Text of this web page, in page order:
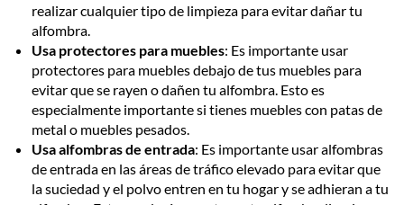
realizar cualquier tipo de limpieza para evitar dañar tu
alfombra.
Usa protectores para muebles: Es importante usar
protectores para muebles debajo de tus muebles para
evitar que se rayen o dañen tu alfombra. Esto es
especialmente importante si tienes muebles con patas de
metal o muebles pesados.
Usa alfombras de entrada: Es importante usar alfombras
de entrada en las áreas de tráfico elevado para evitar que
la suciedad y el polvo entren en tu hogar y se adhieran a tu